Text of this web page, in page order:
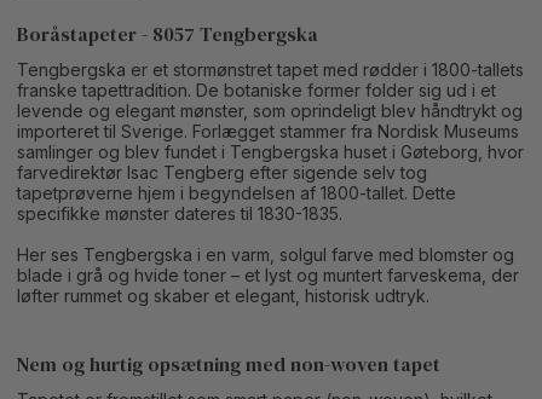
Boråstapeter - 8057 Tengbergska
Tengbergska er et stormønstret tapet med rødder i 1800-tallets
franske tapettradition. De botaniske former folder sig ud i et
levende og elegant mønster, som oprindeligt blev håndtrykt og
importeret til Sverige. Forlægget stammer fra Nordisk Museums
samlinger og blev fundet i Tengbergska huset i Gøteborg, hvor
farvedirektør Isac Tengberg efter sigende selv tog
tapetprøverne hjem i begyndelsen af 1800-tallet. Dette
specifikke mønster dateres til 1830-1835.
Her ses Tengbergska i en varm, solgul farve med blomster og
blade i grå og hvide toner – et lyst og muntert farveskema, der
løfter rummet og skaber et elegant, historisk udtryk.
Nem og hurtig opsætning med non-woven tapet